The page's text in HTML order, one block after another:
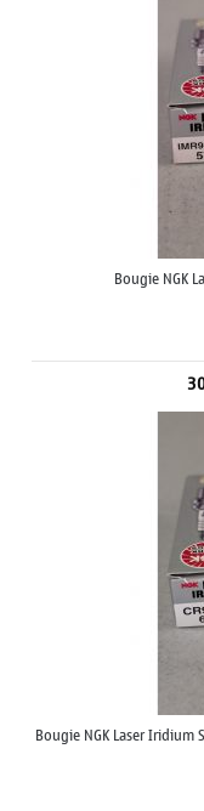
Bougie NGK
Bougie NGK Laser Iridium